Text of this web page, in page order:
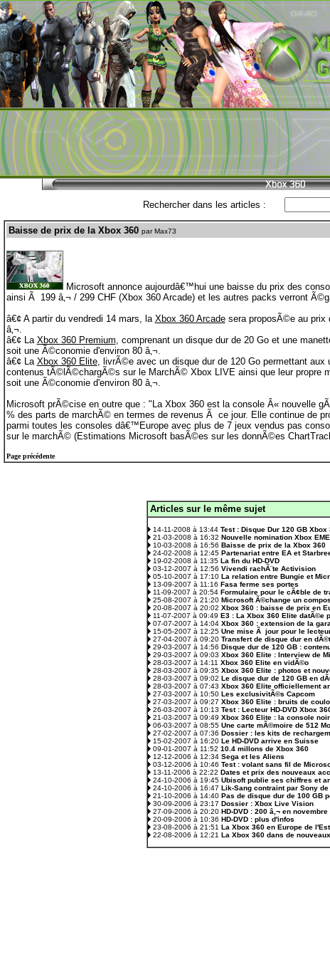
Rechercher dans les articles :
Baisse de prix de la Xbox 360 par Max73
Microsoft annonce aujourdâ€™hui une baisse du prix des
ainsi Ã 199 â‚¬ / 299 CHF (Xbox 360 Arcade) et les autres packs verront
â€¢ A partir du vendredi 14 mars, la Xbox 360 Arcadesera proposÃ©e au prix
â‚¬.
â€¢ La Xbox 360 Premium, comprenant un disque dur de 20 Go et une
soit une Ã©conomie d'environ 80 â‚¬.
â€¢ La Xbox 360 Elite, livrÃ©e avec un disque dur de 120 Go permettant
contenus tÃ©lÃ©chargÃ©s sur le MarchÃ© Xbox LIVE ainsi que leur propre
soit une Ã©conomie d'environ 80 â‚¬.
Microsoft prÃ©cise en outre que : "La Xbox 360 est la console Â« nouvelle
% des parts de marchÃ© en termes de revenus Ã ce jour. Elle continue de
parmi toutes les consoles dâ€™Europe avec plus de 7 jeux vendus pas
sur le marchÃ© (Estimations Microsoft basÃ©es sur les donnÃ©es
Page précédente
Articles sur le même sujet
14-11-2008 à 13:44 Test : Disque Dur 120 GB Xbox
21-03-2008 à 16:32 Nouvelle nomination Xbox
10-03-2008 à 16:56 Baisse de prix de la Xbox 360
24-02-2008 à 12:45 Partenariat entre EA et
19-02-2008 à 11:35 La fin du HD-DVD
03-12-2007 à 12:56 Vivendi rachÃ¨te Activision
05-10-2007 à 17:10 La relation entre Bungie et
13-09-2007 à 11:16 Fasa ferme ses portes
11-09-2007 à 20:54 Formulaire pour le cÃ¢ble de
25-08-2007 à 21:20 Microsoft Ã©change un
20-08-2007 à 20:02 Xbox 360 : baisse de prix en
11-07-2007 à 09:49 E3 : La Xbox 360 Elite datÃ©e
07-07-2007 à 14:04 Xbox 360 : extension de la
15-05-2007 à 12:25 Une mise Ã jour pour le lecteur
27-04-2007 à 09:20 Transfert de disque dur en
29-03-2007 à 14:56 Disque dur de 120 GB :
29-03-2007 à 09:03 Xbox 360 Elite : Interview de
28-03-2007 à 14:11 Xbox 360 Elite en vidÃ©o
28-03-2007 à 09:35 Xbox 360 Elite : photos et
28-03-2007 à 09:02 Le disque dur de 120 GB en
28-03-2007 à 07:43 Xbox 360 Elite officiellement
27-03-2007 à 10:50 Les exclusivitÃ©s Capcom
27-03-2007 à 09:27 Xbox 360 Elite : bruits de
26-03-2007 à 10:13 Test : Lecteur HD-DVD Xbox
21-03-2007 à 09:49 Xbox 360 Elite : la console
06-03-2007 à 08:55 Une carte mÃ©moire de 512 Mo
27-02-2007 à 07:36 Dossier : les kits de
15-02-2007 à 16:20 Le HD-DVD arrive en Suisse
09-01-2007 à 11:52 10.4 millons de Xbox 360
12-12-2006 à 12:34 Sega et les Aliens
03-12-2006 à 10:46 Test : volant sans fil de
13-11-2006 à 22:22 Dates et prix des nouveaux
24-10-2006 à 19:45 Ubisoft publie ses chiffres et
24-10-2006 à 16:47 Lik-Sang contraint par Sony
21-10-2006 à 14:40 Pas de disque dur de 100 GB
30-09-2006 à 23:17 Dossier : Xbox Live Vision
27-09-2006 à 20:20 HD-DVD : 200 â‚¬ en novembre
20-09-2006 à 10:36 HD-DVD : plus d'infos
23-08-2006 à 21:51 La Xbox 360 en Europe de l'Est
22-08-2006 à 12:21 La Xbox 360 dans de